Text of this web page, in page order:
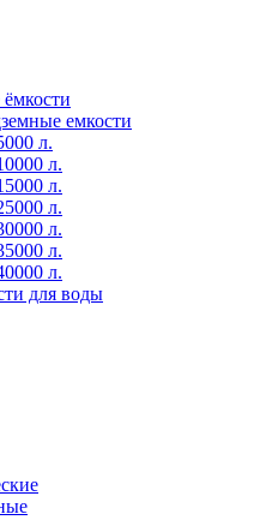
емкости
л.
л.
л.
л.
л.
л.
л.
для воды